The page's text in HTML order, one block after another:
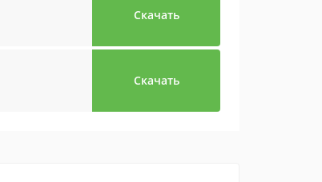
Скачать
Скачать